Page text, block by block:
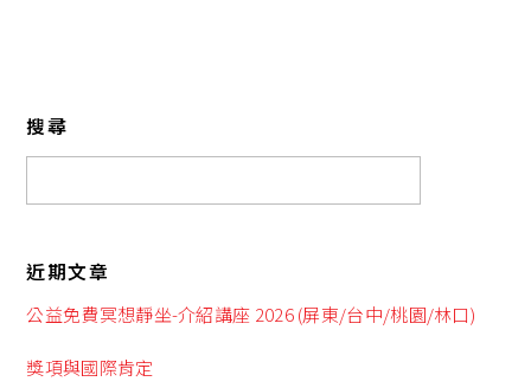
搜尋
近期文章
公益免費冥想靜坐-介紹講座 2026 (屏東/台中/桃園/林口)
獎項與國際肯定